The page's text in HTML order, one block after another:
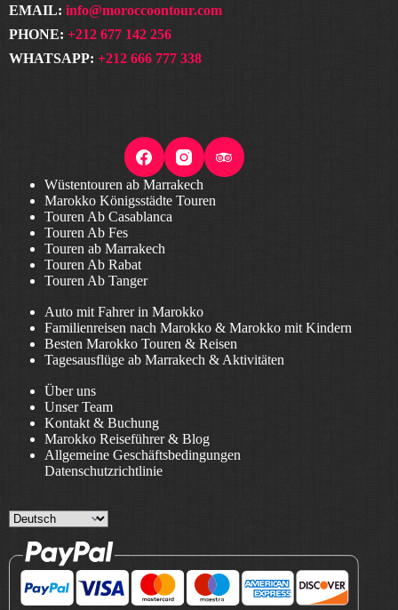
EMAIL: info@moroccoontour.com
PHONE: +212 677 142 256
WHATSAPP: +212 666 777 338
Wüstentouren ab Marrakech
Marokko Königsstädte Touren
Touren Ab Casablanca
Touren Ab Fes
Touren ab Marrakech
Touren Ab Rabat
Touren Ab Tanger
Auto mit Fahrer in Marokko
Familienreisen nach Marokko & Marokko mit Kindern
Besten Marokko Touren & Reisen
Tagesausflüge ab Marrakech & Aktivitäten
Über uns
Unser Team
Kontakt & Buchung
Marokko Reiseführer & Blog
Allgemeine Geschäftsbedingungen
Datenschutzrichtlinie
Choose
a
language